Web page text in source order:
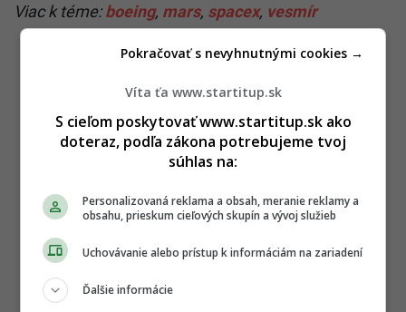
Viac k téme:boeing, mars, spacex, vesmír
Víta ťa www.startitup.sk
S cieľom poskytovať www.startitup.sk ako
doteraz, podľa zákona potrebujeme tvoj
súhlas na:
Personalizovaná reklama a obsah, meranie reklamy a
obsahu, prieskum cieľových skupín a vývoj služieb
Uchovávanie alebo prístup k informáciám na zariadení
Ďalšie informácie
Pokračovať s nevyhnutnými cookies →